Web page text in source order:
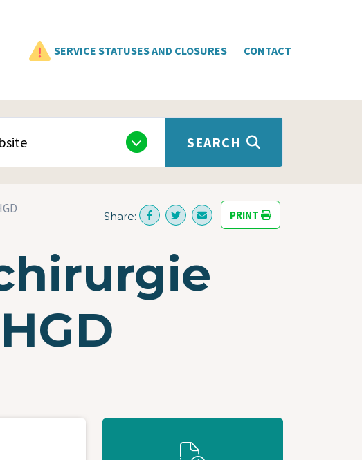
SERVICE STATUSES AND CLOSURES CONTACT
SEARCH
Share: PRINT